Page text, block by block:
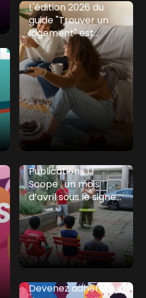
L'édition 2026 du
guide "Trouver un
logement" est
disponible
Publications IJ
Scope : un mois
d’avril sous le signe
de l’orientation et
des jobs d’été
Devenez adhérent·e